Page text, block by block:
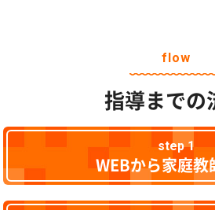
flow
指導までの
step 1
WEBから家庭教